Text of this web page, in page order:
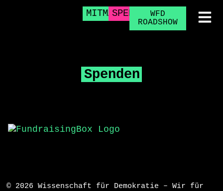
MITMACHEN
SPENDEN
WFD
ROADSHOW
Spenden
© 2026 Wissenschaft für Demokratie – Wir für